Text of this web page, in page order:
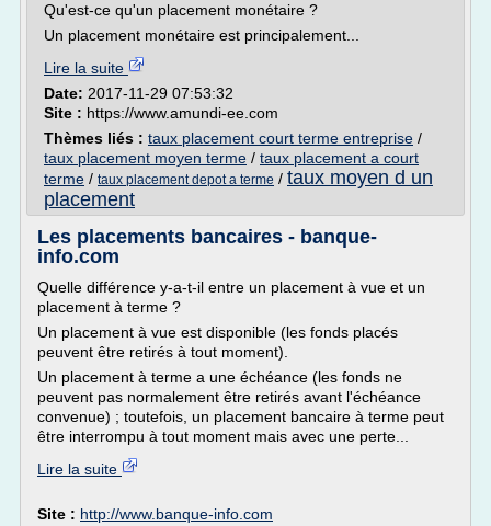
Qu'est-ce qu'un placement monétaire ?
Un placement monétaire est principalement...
Lire la suite
Date: 2017-11-29 07:53:32
Site : https://www.amundi-ee.com
Thèmes liés : taux placement court terme entreprise /
taux placement moyen terme / taux placement a court
terme / taux placement depot a terme / taux moyen d un
placement
Les placements bancaires - banque-
info.com
Quelle différence y-a-t-il entre un placement à vue et un
placement à terme ?
Un placement à vue est disponible (les fonds placés
peuvent être retirés à tout moment).
Un placement à terme a une échéance (les fonds ne
peuvent pas normalement être retirés avant l'échéance
convenue) ; toutefois, un placement bancaire à terme peut
être interrompu à tout moment mais avec une perte...
Lire la suite
Site : http://www.banque-info.com